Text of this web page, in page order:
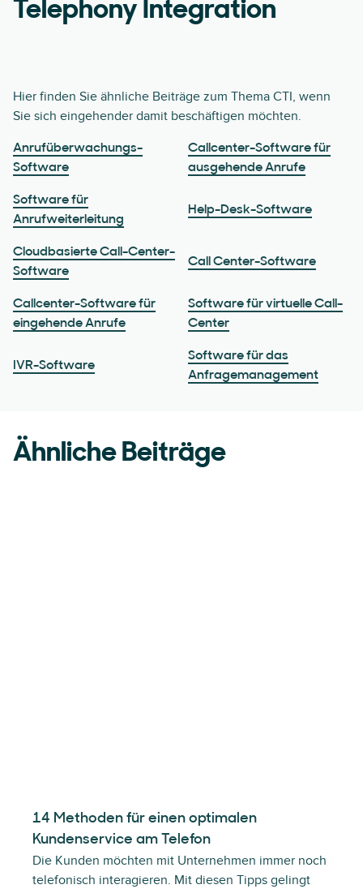
Telephony Integration
Hier finden Sie ähnliche Beiträge zum Thema CTI, wenn
Sie sich eingehender damit beschäftigen möchten.
Anrufüberwachungs-
Software
Callcenter-Software für
ausgehende Anrufe
Software für
Anrufweiterleitung
Help-Desk-Software
Cloudbasierte Call-Center-
Software
Call Center-Software
Callcenter-Software für
eingehende Anrufe
Software für virtuelle Call-
Center
IVR-Software
Software für das
Anfragemanagement
Ähnliche Beiträge
14 Methoden für einen optimalen
Kundenservice am Telefon
Die Kunden möchten mit Unternehmen immer noch
telefonisch interagieren. Mit diesen Tipps gelingt